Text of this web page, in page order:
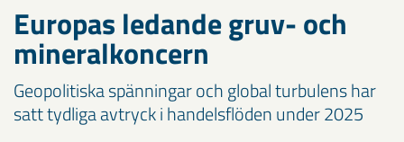
Europas ledande gruv- och
mineralkoncern
Geopolitiska spänningar och global turbulens har
satt tydliga avtryck i handelsflöden under 2025